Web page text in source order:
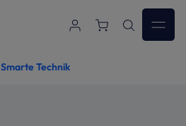
Smarte Technik